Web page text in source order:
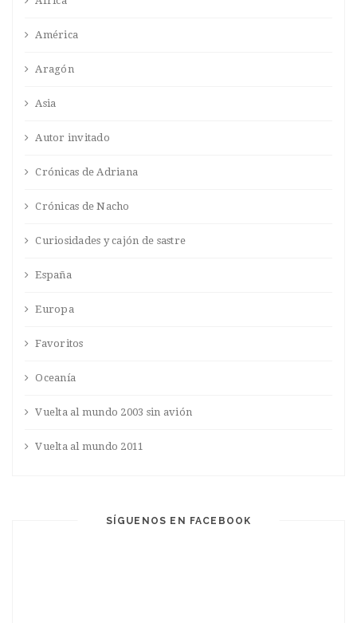
América
Aragón
Asia
Autor invitado
Crónicas de Adriana
Crónicas de Nacho
Curiosidades y cajón de sastre
España
Europa
Favoritos
Oceanía
Vuelta al mundo 2003 sin avión
Vuelta al mundo 2011
SÍGUENOS EN FACEBOOK